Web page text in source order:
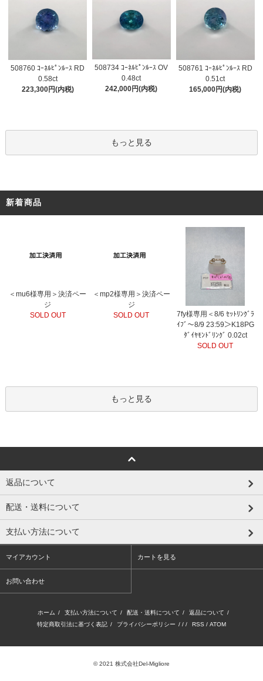
508760 ｺｰﾈﾙﾋﾟﾝﾙｰｽ RD
0.58ct
223,300円(内税)
508734 ｺｰﾈﾙﾋﾟﾝﾙｰｽ OV
0.48ct
242,000円(内税)
508761 ｺｰﾈﾙﾋﾟﾝﾙｰｽ RD
0.51ct
165,000円(内税)
もっと見る
新着商品
＜mu6様専用＞決済ペー
ジ
SOLD OUT
＜mp2様専用＞決済ペー
ジ
SOLD OUT
7fy様専用＜8/6 ｾｯﾄﾘﾝｸﾞﾗ
ｲﾌﾞ～8/9 23:59＞K18PG
ﾀﾞｲﾔﾓﾝﾄﾞﾘﾝｸﾞ 0.02ct
SOLD OUT
もっと見る
返品について
配送・送料について
支払い方法について
マイアカウント カートを見る
お問い合わせ
ホーム / 支払い方法について / 配送・送料について / 返品について /
特定商取引法に基づく表記 / プライバシーポリシー / / / RSS / ATOM
© 2021 株式会社Del-Migliore